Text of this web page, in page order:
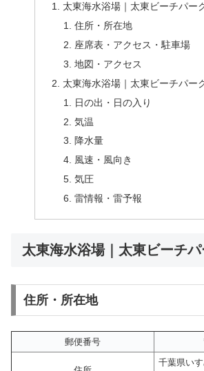
太東海水浴場｜太東ビーチパー
住所・所在地
座席表・アクセス・駐車場
地図・アクセス
太東海水浴場｜太東ビーチパー
日の出・日の入り
気温
降水量
風速・風向き
気圧
雷情報・雷予報
太東海水浴場｜太東ビーチ
住所・所在地
郵便番号
千葉県い